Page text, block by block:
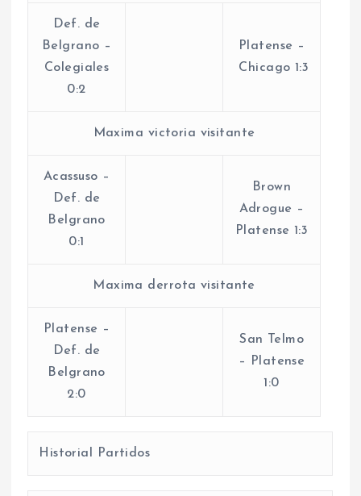
Def. de
Belgrano –
Colegiales
0:2
Platense –
Chicago 1:3
Maxima victoria visitante
Acassuso –
Def. de
Belgrano
0:1
Brown
Adrogue –
Platense 1:3
Maxima derrota visitante
Platense –
Def. de
Belgrano
2:0
San Telmo
– Platense
1:0
Historial Partidos